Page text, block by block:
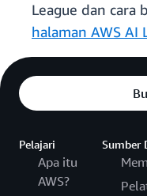
League dan cara
halaman AWS AI
Pelajari
Apa itu
AWS?
Sumber